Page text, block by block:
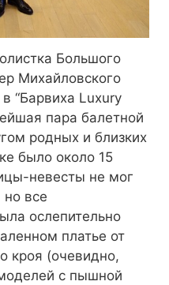
Большого
Михайловского
“Барвиха Luxury
пара балетной
родных и близких
было около 15
невесты не мог
но все
ослепительно
платье от
кроя (очевидно,
с пышной